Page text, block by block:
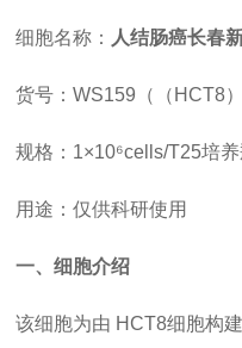
细胞名称： 人结肠癌长春
货号：WS159（（HCT8
规格： 1×10⁶cells/T25培
用途：仅供科研使用
一、细胞介绍
该细胞为由 HCT8细胞构